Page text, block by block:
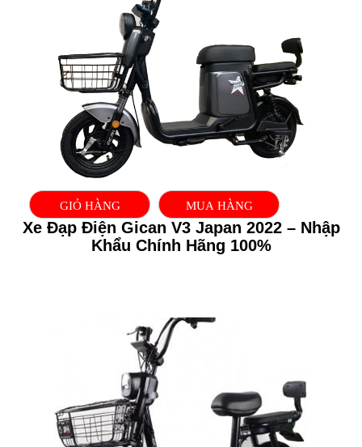
GIỎ HÀNG MUA HÀNG
Xe Đạp Điện Gican V3 Japan 2022 – Nhập
Khẩu Chính Hãng 100%